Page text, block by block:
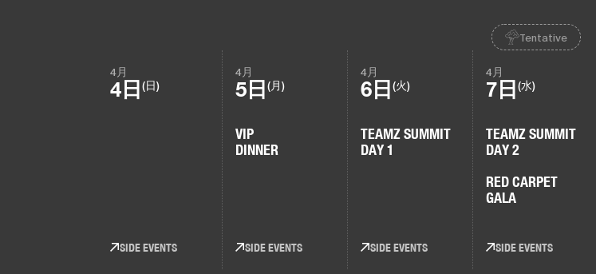
Tentative
4月
4日 (日)
SIDE EVENTS
4月
5日(月)
VIP
DINNER
SIDE EVENTS
4月
6日(火)
TEAMZ SUMMIT
DAY 1
SIDE EVENTS
4月
7日(水)
TEAMZ SUMMIT
DAY 2
RED CARPET
GALA
SIDE EVENTS